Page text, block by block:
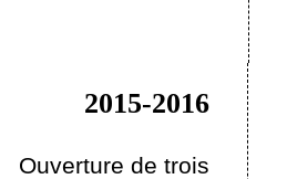
2015-2016
Ouverture de trois